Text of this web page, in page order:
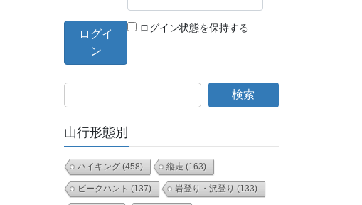
ログイン状態を保持する
検索
山行形態別
ハイキング (458) 縦走 (163)
ピークハント (137) 岩登り・沢登り (133)